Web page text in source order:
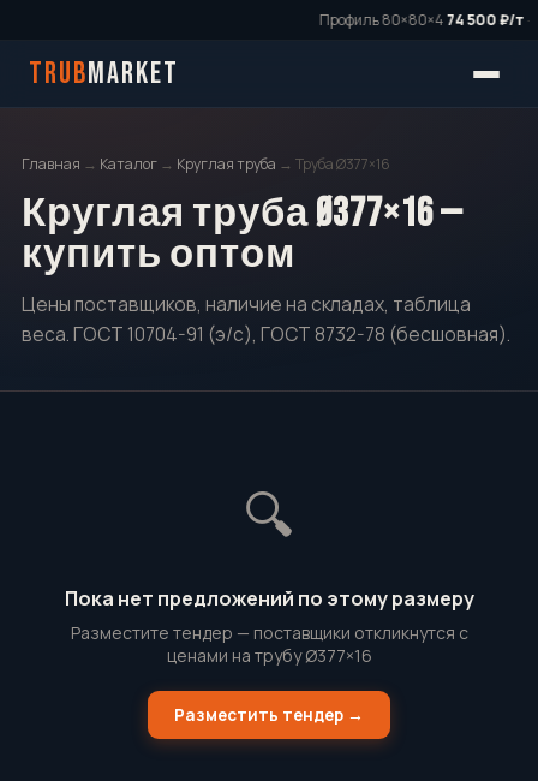
Профиль 80×80×474 500 ₽/т·
TRUBMARKET
Главная → Каталог → Круглая труба → Труба Ø377×16
Круглая труба Ø377×16 —
купить оптом
Цены поставщиков, наличие на складах, таблица
веса. ГОСТ 10704-91 (э/с), ГОСТ 8732-78 (бесшовная).
🔍
Пока нет предложений по этому размеру
Разместите тендер — поставщики откликнутся с
ценами на трубу Ø377×16
Разместить тендер →